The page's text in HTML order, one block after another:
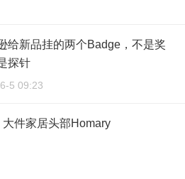
给新品挂的两个Badge，不是奖
探针
5 09:23
件家居头部Homary